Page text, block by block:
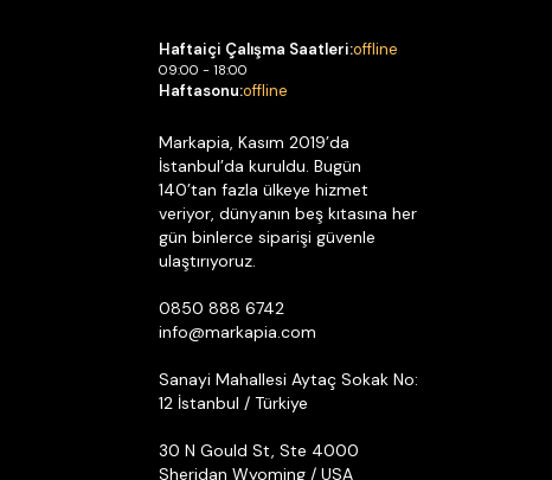
Haftaiçi Çalışma Saatleri:offline
09:00 - 18:00
Haftasonu:offline
Markapia, Kasım 2019’da
İstanbul’da kuruldu. Bugün
140’tan fazla ülkeye hizmet
veriyor, dünyanın beş kıtasına her
gün binlerce siparişi güvenle
ulaştırıyoruz.
0850 888 6742
info@markapia.com
Sanayi Mahallesi Aytaç Sokak No:
12 İstanbul / Türkiye
30 N Gould St, Ste 4000
Sheridan Wyoming / USA